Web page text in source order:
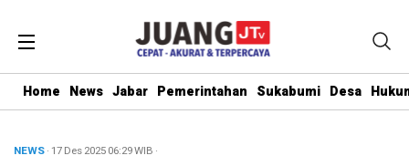
Home News Jabar Pemerintahan Sukabumi Desa
NEWS· 17 Des 202506:29WIB ·